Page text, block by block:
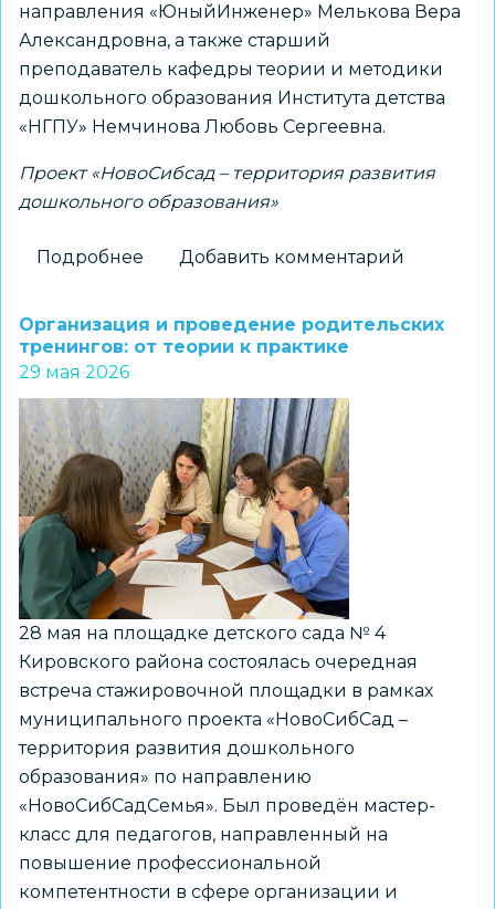
направления «ЮныйИнженер» Мелькова Вера
Александровна, а также старший
преподаватель кафедры теории и методики
дошкольного образования Института детства
«НГПУ» Немчинова Любовь Сергеевна.
Проект «НовоСибсад – территория развития
дошкольного образования»
Подробнее
инженерного
у
дошкольников
обсудили
на
семинаре
Добавить комментарий
Организация и проведение родительских
тренингов: от теории к практике
29 мая 2026
28 мая на площадке детского сада № 4
Кировского района состоялась очередная
встреча стажировочной площадки в рамках
муниципального проекта «НовоСибСад –
территория развития дошкольного
образования» по направлению
«НовоСибСадСемья». Был проведён мастер-
класс для педагогов, направленный на
повышение профессиональной
компетентности в сфере организации и